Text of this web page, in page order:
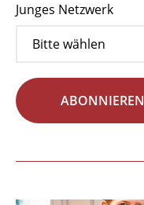
Junges Netzwerk
ABONNIEREN